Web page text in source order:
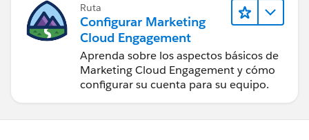
Ruta
Configurar Marketing
Cloud Engagement
Aprenda sobre los aspectos básicos de
Marketing Cloud Engagement y cómo
configurar su cuenta para su equipo.